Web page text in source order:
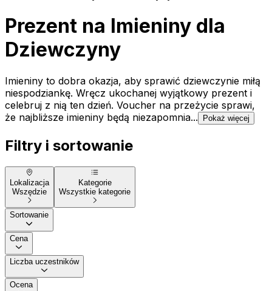
Prezent na Imieniny dla
Dziewczyny
Imieniny to dobra okazja, aby sprawić dziewczynie miłą
niespodziankę. Wręcz ukochanej wyjątkowy prezent i
celebruj z nią ten dzień. Voucher na przeżycie sprawi,
że najbliższe imieniny będą niezapomnia...
Pokaż więcej
Filtry i sortowanie
Lokalizacja
Wszędzie
Kategorie
Wszystkie kategorie
Sortowanie
Cena
Liczba uczestników
Ocena